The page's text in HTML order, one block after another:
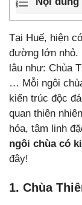
Tại Huế, hiện
đường lớn nhỏ.
lâu như: Chùa
… Mỗi ngôi
kiến trúc độc
quan thiên
hóa, tâm linh
ngôi chùa có
đây!
1. Chùa